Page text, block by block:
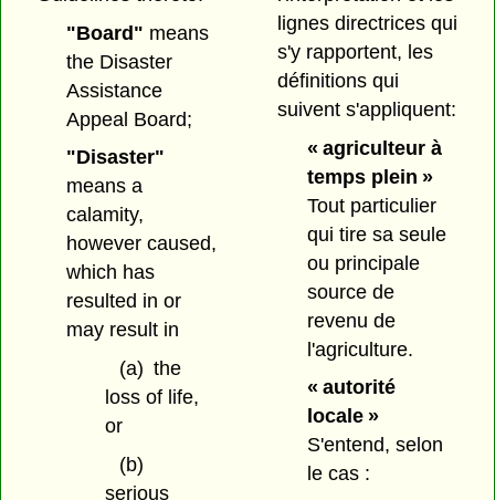
"Board" means
the Disaster
Assistance
Appeal Board;
"Disaster"
means a
calamity,
however caused,
which has
resulted in or
may result in
(a) the
loss of life,
or
(b)
serious
lignes directrices qui
s'y rapportent, les
définitions qui
suivent s'appliquent:
« agriculteur à
temps plein »
Tout particulier
qui tire sa seule
ou principale
source de
revenu de
l'agriculture.
« autorité
locale »
S'entend, selon
le cas :